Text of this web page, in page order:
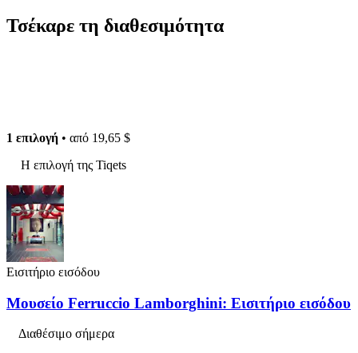
Τσέκαρε τη διαθεσιμότητα
1 επιλογή • από 19,65 $
Η επιλογή της Tiqets
Εισιτήριο εισόδου
Μουσείο Ferruccio Lamborghini: Εισιτήριο εισόδου
Διαθέσιμο σήμερα